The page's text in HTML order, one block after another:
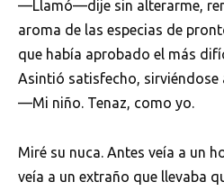
—Llamó—dije sin alterarme,
aroma de las especias de
que había aprobado el más
Asintió satisfecho, sirviéndose
—Mi niño. Tenaz, como yo.
Miré su nuca. Antes veía a un
veía a un extraño que llevaba